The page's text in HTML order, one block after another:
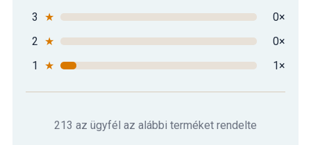
3
★
0×
2 ★
0×
1
★ 1×
213 az ügyfél az alábbi terméket rendelte